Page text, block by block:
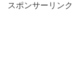
スポンサーリンク